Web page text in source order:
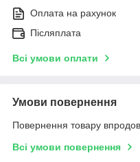
Оплата на рахунок
Післяплата
Всі умови оплати
Умови повернення
Повернення товару
Всі умови повернення